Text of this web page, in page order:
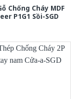
Chống Cháy MDF
P1G1 Sồi-SGD